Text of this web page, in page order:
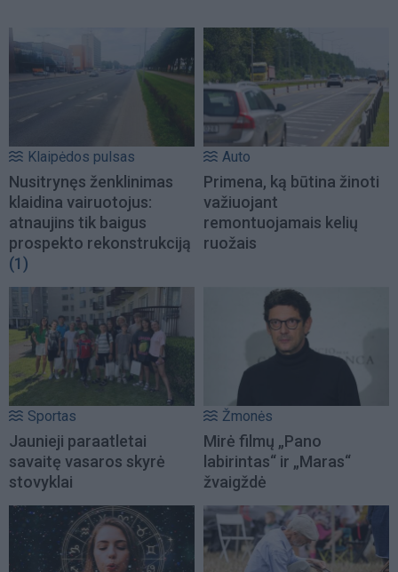
Klaipėdos pulsas
Nusitrynęs ženklinimas
klaidina vairuotojus:
atnaujins tik baigus
prospekto rekonstrukciją
(1)
Auto
Primena, ką būtina žinoti
važiuojant
remontuojamais kelių
ruožais
Sportas
Jaunieji paraatletai
savaitę vasaros skyrė
stovyklai
Žmonės
Mirė filmų „Pano
labirintas“ ir „Maras“
žvaigždė